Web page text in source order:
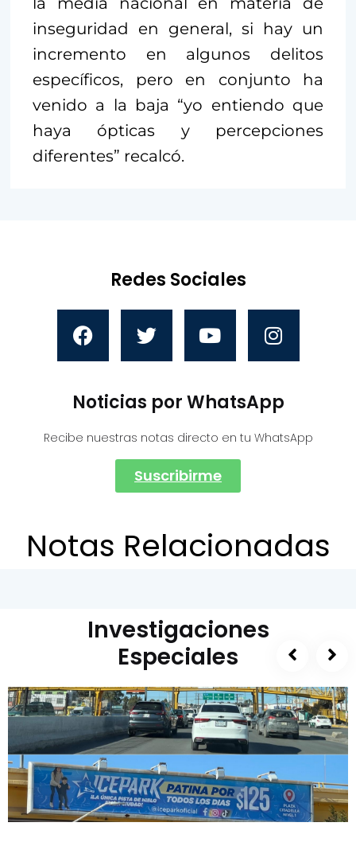
inseguridad en general, si hay un
incremento en algunos delitos
específicos, pero en conjunto ha
venido a la baja “yo entiendo que
haya ópticas y percepciones
diferentes” recalcó.
Redes Sociales
Noticias por WhatsApp
Recibe nuestras notas directo en tu WhatsApp
Suscribirme
Notas Relacionadas
Investigaciones
Especiales